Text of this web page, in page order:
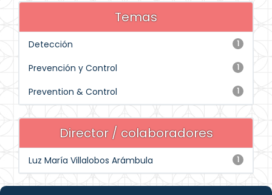
Temas
1
Detección
1
Prevención y Control
1
Prevention & Control
Director / colaboradores
1
Luz María Villalobos Arámbula